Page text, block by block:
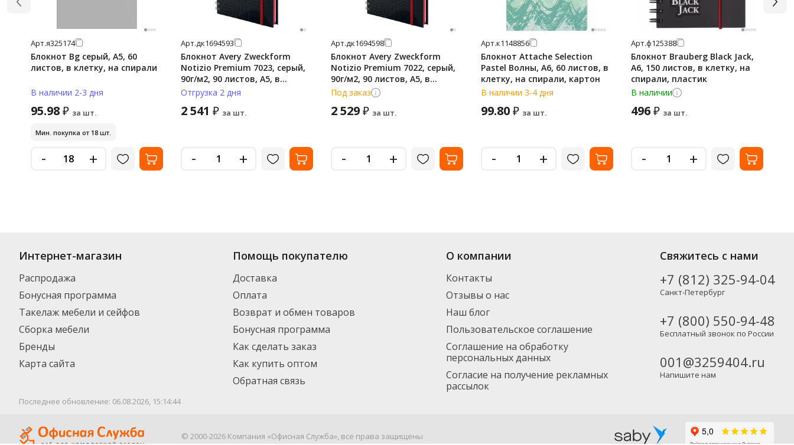
Арт.я325174
Блокнот Bg серый, А5, 60
листов, в клетку, на спирали
В наличии 2-3 дня
95.98₽ за шт.
Мин. покупка от 18 шт.
- +
Арт.дк1694593
Блокнот Avery Zweckform
Notizio Premium 7023, серый,
90г/м2, 90 листов, А5, в
клетку, на спирали
Отгрузка 2 дня
2 541 ₽ за шт.
- +
Арт.дк1694598
Блокнот Avery Zweckform
Notizio Premium 7022, серый,
90г/м2, 90 листов, А5, в
линейку, на спирали
Под заказ
2 529₽ за шт.
- +
Арт.к1148856
Блокнот Attache Selection
Pastel Волны, А6, 60 листов, в
клетку, на спирали, картон
В наличии 3-4 дня
99.80₽ за шт.
- +
Арт.ф125388
Блокнот Brauberg Black Jack,
А6, 150 листов, в клетку, на
спирали, пластик
В наличии
496₽ за шт.
- +
Интернет-магазин
Распродажа
Бонусная программа
Такелаж мебели и сейфов
Сборка мебели
Бренды
Карта сайта
Помощь покупателю
Доставка
Оплата
Возврат и обмен товаров
Бонусная программа
Как сделать заказ
Как купить оптом
Обратная связь
О компании
Контакты
Отзывы о нас
Наш блог
Пользовательское соглашение
Соглашение на обработку
персональных данных
Согласие на получение рекламных
рассылок
Свяжитесь с нами
+7 (812) 325-94-04
Санкт-Петербург
+7 (800) 550-94-48
Бесплатный звонок по России
001@3259404.ru
Напишите нам
Последнее обновление: 06.08.2026, 15:14:44
© 2000-2026 Компания «Офисная Служба», все права защищены